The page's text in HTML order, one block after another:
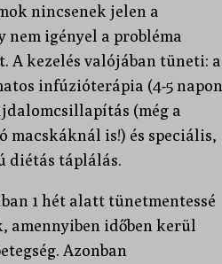
nincsenek jelen a
igényel a probléma
A kezelés valójában tüneti: a
infúzióterápia (4-5 napon
(még a
macskáknál is!) és speciális,
diétás táplálás.
1 hét alatt tünetmentessé
amennyiben időben kerül
Azonban